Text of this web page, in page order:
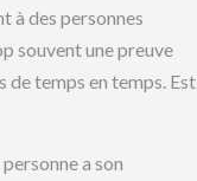
à des personnes
souvent une preuve
de temps en temps. Est
a son